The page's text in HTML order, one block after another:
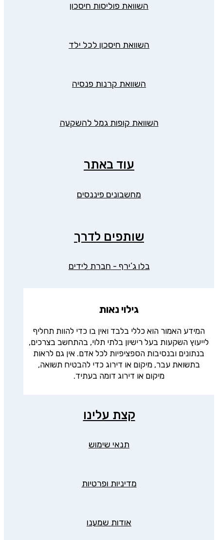
השוואת פוליסות חיסכון
השוואת חיסכון לכל ילד
השוואת קרנות פנסיה
השוואת קופות גמל להשקעה
עוד באתר
מחשבונים פיננסים
שותפים לדרך
בלו ג’ירף - חברת לידים
גילוי נאות
המידע האמור הוא כללי בלבד ואין בו כדי להוות תחליף
לייעוץ השקעות בעל רישיון בלתי תלוי, בהתחשב בצרכים,
בנתונים ובנסיבות הספציפיות לכל אדם. אין גם לראות
בתשואת עבר, מיקום או דירוג כדי להבטיח תשואה,
מיקום או דירוג דומה בעתיד.
קצת עלינו
תנאי שימוש
מדיניות ופרטיות
אודות שמענו